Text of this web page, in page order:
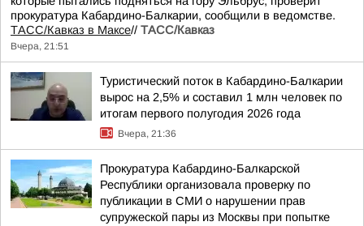
прокуратура Кабардино-Балкарии, сообщили в ведомстве.
ТАСС/Кавказ в Максе// ТАСС/Кавказ
Вчера, 21:51
Туристический поток в Кабардино-Балкарии
вырос на 2,5% и составил 1 млн человек по
итогам первого полугодия 2026 года
Вчера, 21:36
Прокуратура Кабардино-Балкарской
Республики организовала проверку по
публикации в СМИ о нарушении прав
супружеской пары из Москвы при попытке